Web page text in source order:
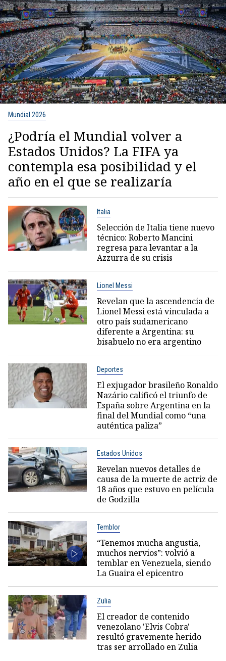
Mundial 2026
¿Podría el Mundial volver a
Estados Unidos? La FIFA ya
contempla esa posibilidad y el
año en el que se realizaría
Italia
Selección de Italia tiene nuevo
técnico: Roberto Mancini
regresa para levantar a la
Azzurra de su crisis
Lionel Messi
Revelan que la ascendencia de
Lionel Messi está vinculada a
otro país sudamericano
diferente a Argentina: su
bisabuelo no era argentino
Deportes
El exjugador brasileño Ronaldo
Nazário calificó el triunfo de
España sobre Argentina en la
final del Mundial como “una
auténtica paliza”
Estados Unidos
Revelan nuevos detalles de
causa de la muerte de actriz de
18 años que estuvo en película
de Godzilla
Temblor
“Tenemos mucha angustia,
muchos nervios”: volvió a
temblar en Venezuela, siendo
La Guaira el epicentro
Zulia
El creador de contenido
venezolano 'Elvis Cobra'
resultó gravemente herido
tras ser arrollado en Zulia